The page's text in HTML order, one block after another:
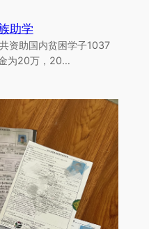
助学
资助国内贫困学子1037
为20万，20…